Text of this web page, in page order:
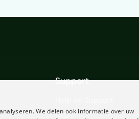
Support
FAQ
We delen ook informatie over uw